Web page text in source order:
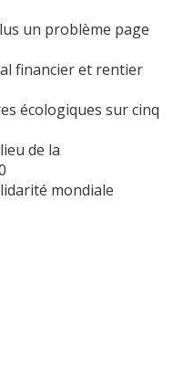
un problème page
financier et rentier
écologiques sur cinq
de la
mondiale